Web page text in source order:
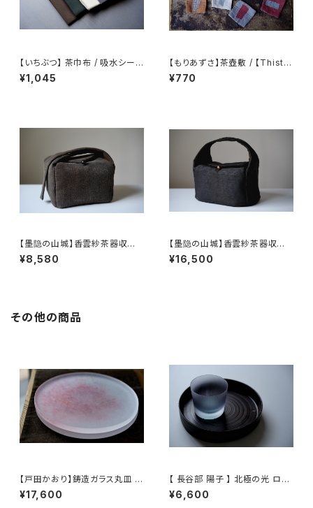
【いちぶつ】 茶巾布 / 吸水シート
(カビが生えない)
¥1,045
【もりあずさ】茶壺敷 / 【Thistl
e】Teapot Coaster
¥770
【墨隐の山城】香雲紗茶器収納
バッグ 「内袋分離式のアウトドア
ティーバッグ」
¥8,580
【墨隐の山城】香雲紗茶器収納
バッグ 「内袋分離式のアウトドア
ティーバッグ」
¥16,500
その他の商品
【戸田かおり】鋳造ガラス丸皿 /
【kaoritoda】Cast Glass Rou
nd Plate
¥17,600
【 長谷部 陽子 】 北極の光 ロッ
クグラス / 【 Yoko Hasebe 】
Whisky Tumbler
¥6,600